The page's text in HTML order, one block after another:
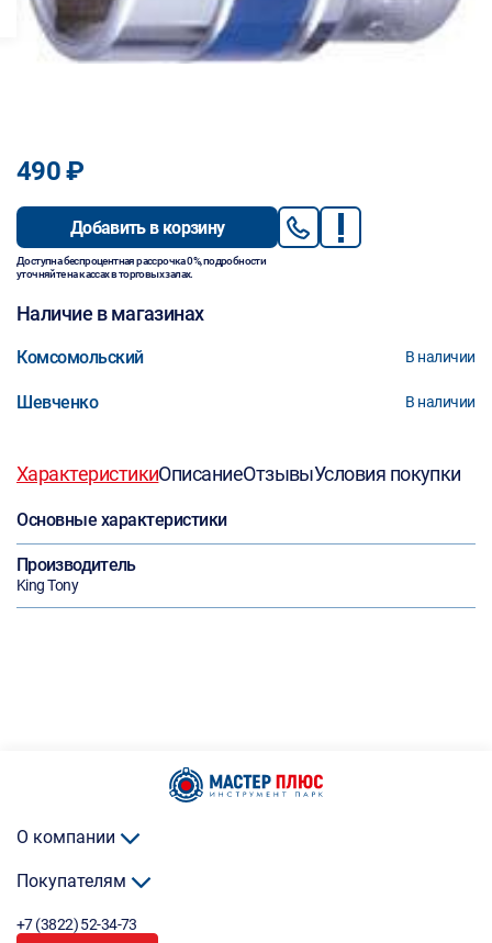
490 ₽
Добавить в корзину
Доступна беспроцентная рассрочка 0%, подробности
уточняйте на кассах в торговых залах.
Наличие в магазинах
Комсомольский В наличии
Шевченко В наличии
ХарактеристикиОписаниеОтзывыУсловия покупки
Основные характеристики
Производитель
King Tony
О компании
Покупателям
+7 (3822) 52-34-73